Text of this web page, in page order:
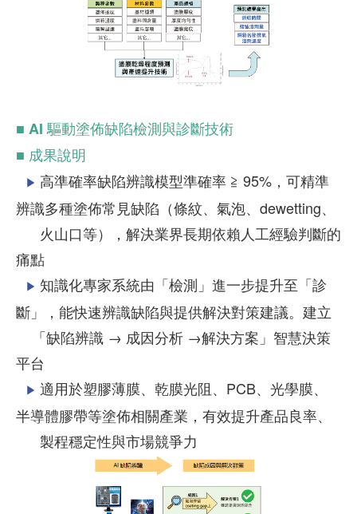
■ AI 驅動塗佈缺陷檢測與診斷技術
■ 成果說明
▶ 高準確率缺陷辨識模型準確率 ≧ 95%，可精準
辨識多種塗佈常見缺陷（條紋、氣泡、dewetting、
火山口等），解決業界長期依賴人工經驗判斷的
痛點
▶ 知識化專家系統由「檢測」進一步提升至「診
斷」，能快速辨識缺陷與提供解決對策建議。建立
「缺陷辨識 → 成因分析 →解決方案」智慧決策
平台
▶ 適用於塑膠薄膜、乾膜光阻、PCB、光學膜、
半導體膠帶等塗佈相關產業，有效提升產品良率、
製程穩定性與市場競爭力